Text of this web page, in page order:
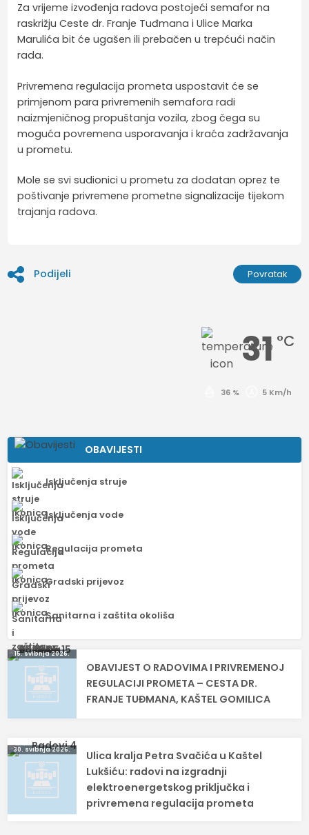
Za vrijeme izvođenja radova postojeći semafor na
raskrižju Ceste dr. Franje Tuđmana i Ulice Marka
Marulića bit će ugašen ili prebačen u trepćući način
rada.
Privremena regulacija prometa uspostavit će se
primjenom para privremenih semafora radi
naizmjeničnog propuštanja vozila, zbog čega su
moguća povremena usporavanja i kraća zadržavanja
u prometu.
Mole se svi sudionici u prometu za dodatan oprez te
poštivanje privremene prometne signalizacije tijekom
trajanja radova.
Podijeli Povratak
31 °C
36 % 5 Km/h
OBAVIJESTI
Isključenja struje
Isključenja vode
Regulacija prometa
Gradski prijevoz
Sanitarna i zaštita okoliša
Navigacija
objava
15. svibnja 2026.
OBAVIJEST O RADOVIMA I PRIVREMENOJ
REGULACIJI PROMETA – CESTA DR.
FRANJE TUĐMANA, KAŠTEL GOMILICA
30. svibnja 2026.
Ulica kralja Petra Svačića u Kaštel
Lukšiću: radovi na izgradnji
elektroenergetskog priključka i
privremena regulacija prometa